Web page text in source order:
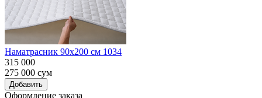
Наматрасник 90х200 см 1034
315 000
275 000 сум
Добавить
Оформление заказа